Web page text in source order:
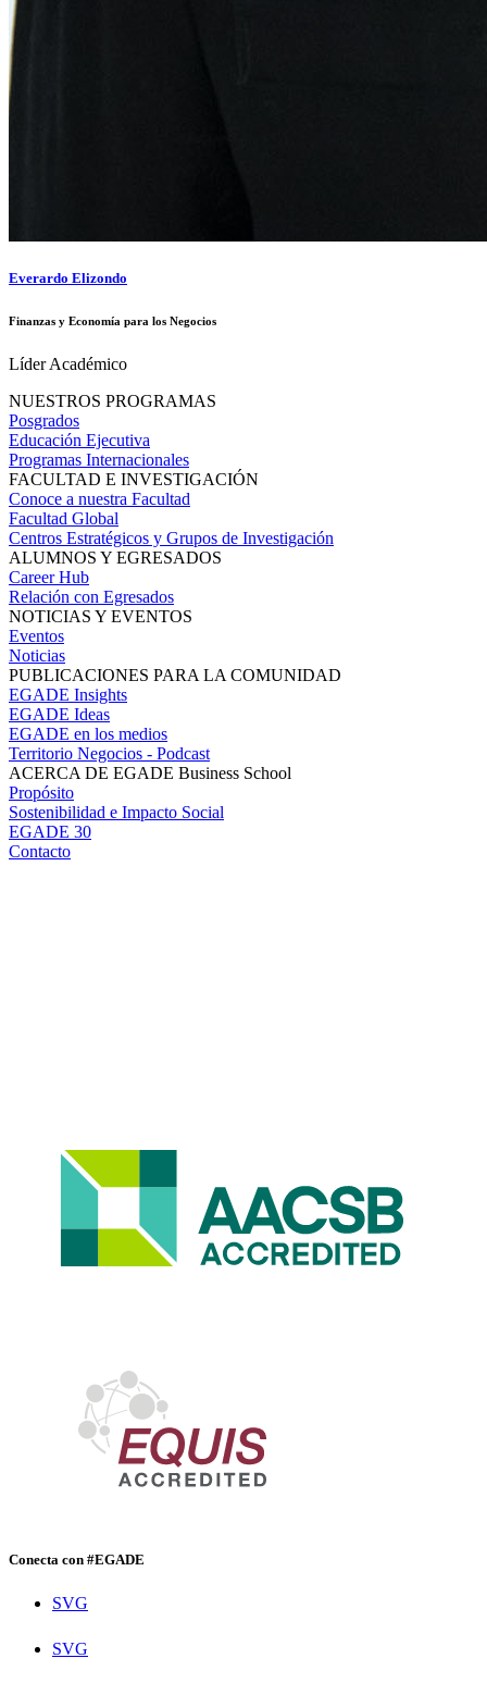
Everardo Elizondo
Finanzas y Economía para los Negocios
Líder Académico
NUESTROS PROGRAMAS
Posgrados
Educación Ejecutiva
Programas Internacionales
FACULTAD E INVESTIGACIÓN
Conoce a nuestra Facultad
Facultad Global
Centros Estratégicos y Grupos de Investigación
ALUMNOS Y EGRESADOS
Career Hub
Relación con Egresados
NOTICIAS Y EVENTOS
Eventos
Noticias
PUBLICACIONES PARA LA COMUNIDAD
EGADE Insights
EGADE Ideas
EGADE en los medios
Territorio Negocios - Podcast
ACERCA DE EGADE Business School
Propósito
Sostenibilidad e Impacto Social
EGADE 30
Contacto
Conecta con #EGADE
SVG
SVG